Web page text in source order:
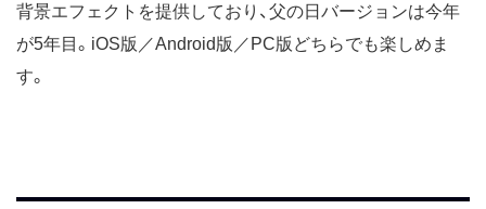
背景エフェクトを提供しており、父の日バージョンは今年
が5年目。iOS版／Android版／PC版どちらでも楽しめま
す。